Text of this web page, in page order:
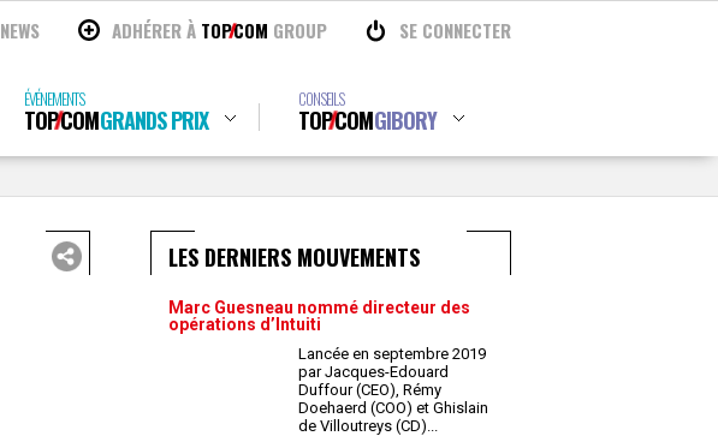
NEWS ADHÉRER À TOPCOM GROUP SE CONNECTER
ÉVÉNEMENTS
TOPCOMGRANDS PRIX
CONSEILS
TOPCOMGIBORY
LES DERNIERS MOUVEMENTS
Marc Guesneau nommé directeur des
opérations d’Intuiti
Lancée en septembre 2019
par Jacques-Edouard
Duffour (CEO), Rémy
Doehaerd (COO) et Ghislain
de Villoutreys (CD)...